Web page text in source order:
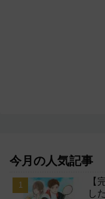
今月の人気記事
【
し